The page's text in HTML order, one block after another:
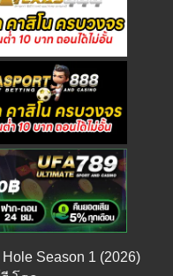
Hole Season 1 (2026)